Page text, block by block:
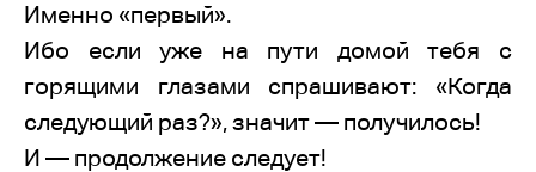
Именно «первый».
Ибо если уже на пути домой тебя с
горящими глазами спрашивают: «Когда
следующий раз?», значит — получилось!
И — продолжение следует!